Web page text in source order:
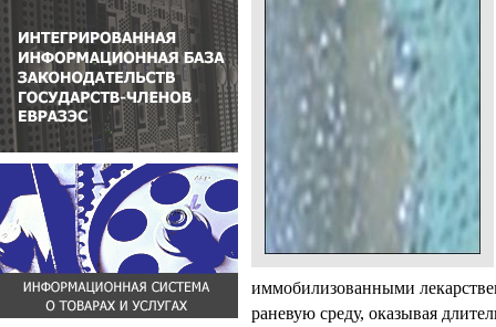
иммобилизованными
раневую среду, оказывая